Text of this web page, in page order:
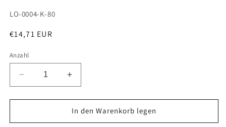
SKU:
LO-0004-K-80
Normaler
€14,71 EUR
Anzahl
Verringere
die
Menge
400
Erhöhe
die
Menge
für
400
In den Warenkorb legen